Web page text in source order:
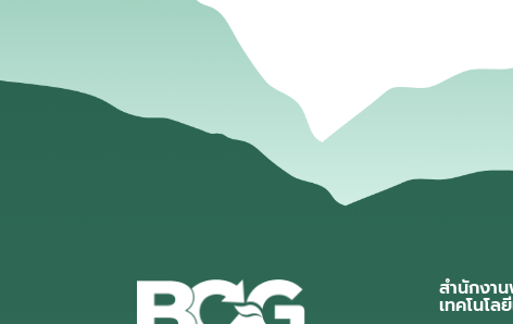
สำนักงา
เทคโนโ